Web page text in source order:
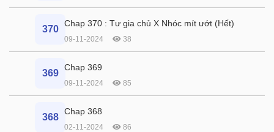
370
Chap 370 : Tư gia chủ X Nhóc mít ướt (Hết)
09-11-2024 38
369
Chap 369
09-11-2024 85
368
Chap 368
02-11-2024 86